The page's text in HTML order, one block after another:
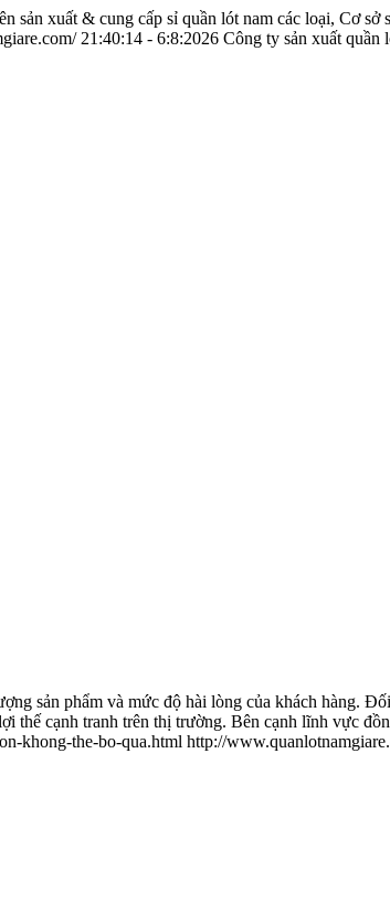
xuất & cung cấp sỉ quần lót nam các loại, Cơ
21:40:14 - 6:8:2026 Công ty sản xuất quần
sản phẩm và mức độ hài lòng của khách hàng.
thế cạnh tranh trên thị trường. Bên cạnh lĩnh vực
khong-the-bo-qua.html http://